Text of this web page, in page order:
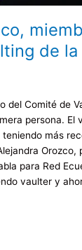
de la
del Comité de
persona. El
más
Orozco,
para Red
vaulter y